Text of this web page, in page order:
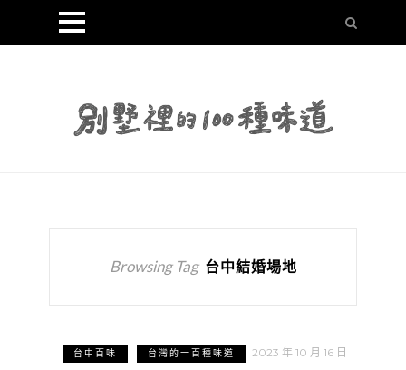
Browsing Tag 台中結婚場地
台中百味 台灣的一百種味道 2023 年 10 月 16 日